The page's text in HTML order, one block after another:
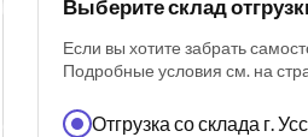
Выберите склад
Если вы хотите забрать
Подробные условия см. на
Отгрузка со склада г.